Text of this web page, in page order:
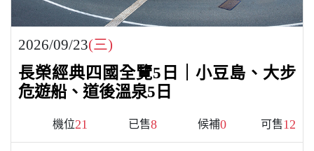
2026/09/23(三)
長榮經典四國全覽5日｜小豆島、大步
危遊船、道後溫泉5日
機位21 已售8 候補0 可售12